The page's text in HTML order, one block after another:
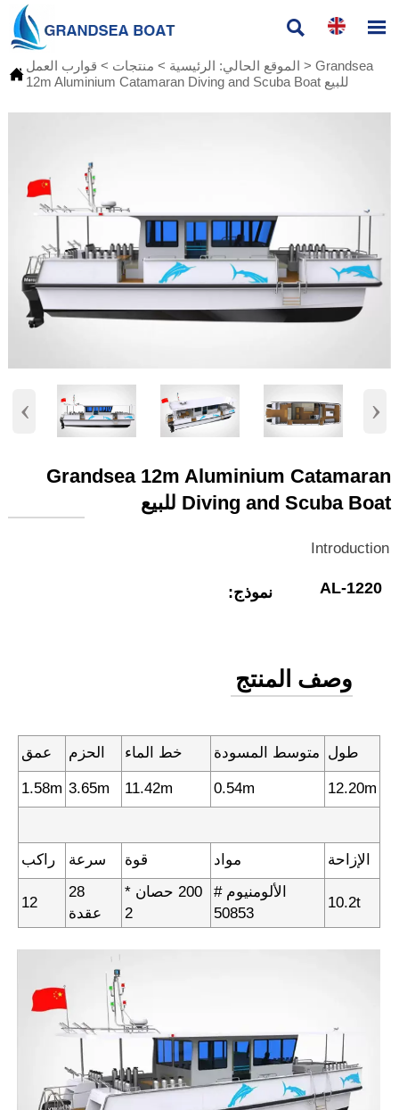
 
 الموقع الحالي: الرئيسية > منتجات > قوارب العمل > Grandsea
12m Aluminium Catamaran Diving and Scuba Boat للبيع
‹ ›
Grandsea 12m Aluminium Catamaran
Diving and Scuba Boat للبيع
Introduction
نموذج: AL-1220
وصف المنتج
طول متوسط المسودة خط الماء الحزم عمق
12.20m
0.54m
11.42m
3.65m
1.58m
الإزاحة مواد قوة سرعة راكب
10.2t
الألومنيوم #
50853
200 حصان *
2
28
عقدة
12